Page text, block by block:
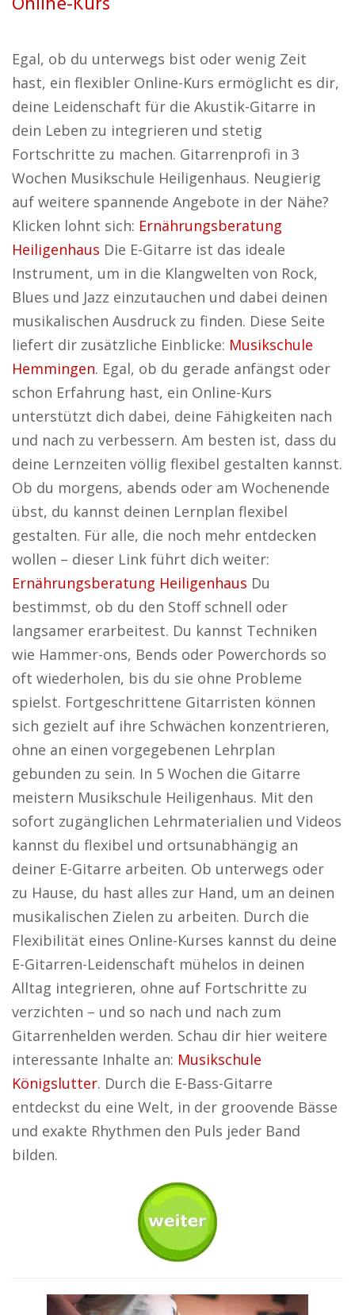
Egal, ob du unterwegs bist oder wenig Zeit
hast, ein flexibler Online-Kurs ermöglicht es dir,
deine Leidenschaft für die Akustik-Gitarre in
dein Leben zu integrieren und stetig
Fortschritte zu machen. Gitarrenprofi in 3
Wochen Musikschule Heiligenhaus. Neugierig
auf weitere spannende Angebote in der Nähe?
Klicken lohnt sich: Ernährungsberatung
Heiligenhaus Die E-Gitarre ist das ideale
Instrument, um in die Klangwelten von Rock,
Blues und Jazz einzutauchen und dabei deinen
musikalischen Ausdruck zu finden. Diese Seite
liefert dir zusätzliche Einblicke: Musikschule
Hemmingen. Egal, ob du gerade anfängst oder
schon Erfahrung hast, ein Online-Kurs
unterstützt dich dabei, deine Fähigkeiten nach
und nach zu verbessern. Am besten ist, dass du
deine Lernzeiten völlig flexibel gestalten kannst.
Ob du morgens, abends oder am Wochenende
übst, du kannst deinen Lernplan flexibel
gestalten. Für alle, die noch mehr entdecken
wollen – dieser Link führt dich weiter:
Ernährungsberatung Heiligenhaus Du
bestimmst, ob du den Stoff schnell oder
langsamer erarbeitest. Du kannst Techniken
wie Hammer-ons, Bends oder Powerchords so
oft wiederholen, bis du sie ohne Probleme
spielst. Fortgeschrittene Gitarristen können
sich gezielt auf ihre Schwächen konzentrieren,
ohne an einen vorgegebenen Lehrplan
gebunden zu sein. In 5 Wochen die Gitarre
meistern Musikschule Heiligenhaus. Mit den
sofort zugänglichen Lehrmaterialien und Videos
kannst du flexibel und ortsunabhängig an
deiner E-Gitarre arbeiten. Ob unterwegs oder
zu Hause, du hast alles zur Hand, um an deinen
musikalischen Zielen zu arbeiten. Durch die
Flexibilität eines Online-Kurses kannst du deine
E-Gitarren-Leidenschaft mühelos in deinen
Alltag integrieren, ohne auf Fortschritte zu
verzichten – und so nach und nach zum
Gitarrenhelden werden. Schau dir hier weitere
interessante Inhalte an: Musikschule
Königslutter. Durch die E-Bass-Gitarre
entdeckst du eine Welt, in der groovende Bässe
und exakte Rhythmen den Puls jeder Band
bilden.